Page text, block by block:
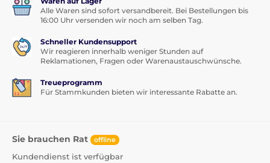
Alle Waren sind sofort versandbereit. Bei Bestellungen bis
16:00 Uhr versenden wir noch am selben Tag.
Schneller Kundensupport
Wir reagieren innerhalb weniger Stunden auf
Reklamationen, Fragen oder Warenaustauschwünsche.
Treueprogramm
Für Stammkunden bieten wir interessante Rabatte an.
Sie brauchen Rat offline
Kundendienst ist verfügbar